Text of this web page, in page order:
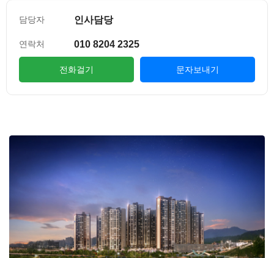
담당자 인사담당
연락처 010 8204 2325
전화걸기 문자보내기
본문